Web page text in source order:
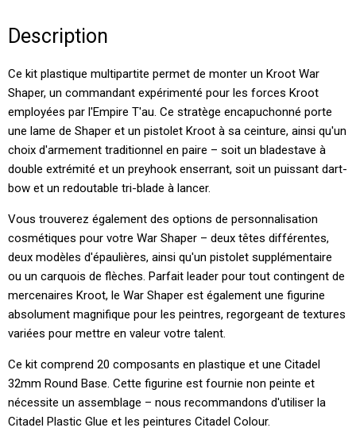
Description
Ce kit plastique multipartite permet de monter un Kroot War
Shaper, un commandant expérimenté pour les forces Kroot
employées par l'Empire T'au. Ce stratège encapuchonné porte
une lame de Shaper et un pistolet Kroot à sa ceinture, ainsi qu'un
choix d'armement traditionnel en paire – soit un bladestave à
double extrémité et un preyhook enserrant, soit un puissant dart-
bow et un redoutable tri-blade à lancer.
Vous trouverez également des options de personnalisation
cosmétiques pour votre War Shaper – deux têtes différentes,
deux modèles d'épaulières, ainsi qu'un pistolet supplémentaire
ou un carquois de flèches. Parfait leader pour tout contingent de
mercenaires Kroot, le War Shaper est également une figurine
absolument magnifique pour les peintres, regorgeant de textures
variées pour mettre en valeur votre talent.
Ce kit comprend 20 composants en plastique et une Citadel
32mm Round Base. Cette figurine est fournie non peinte et
nécessite un assemblage – nous recommandons d'utiliser la
Citadel Plastic Glue et les peintures Citadel Colour.